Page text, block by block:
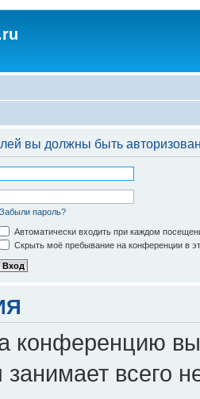
вы должны быть
Забыли пароль?
Автоматически входить при каждом
Скрыть моё пребывание на конференции в
конференцию
занимает всего